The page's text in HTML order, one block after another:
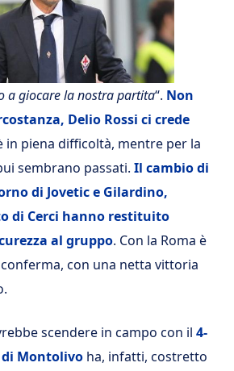
a giocare la nostra partita“. Non
Delio Rossi ci crede
in piena difficoltà, mentre per la
sembrano passati. Il cambio di
di Jovetic e Gilardino,
di Cerci hanno restituito
al gruppo. Con la Roma è
con una netta vittoria
scendere in campo con il 4-
di Montolivo ha, infatti, costretto